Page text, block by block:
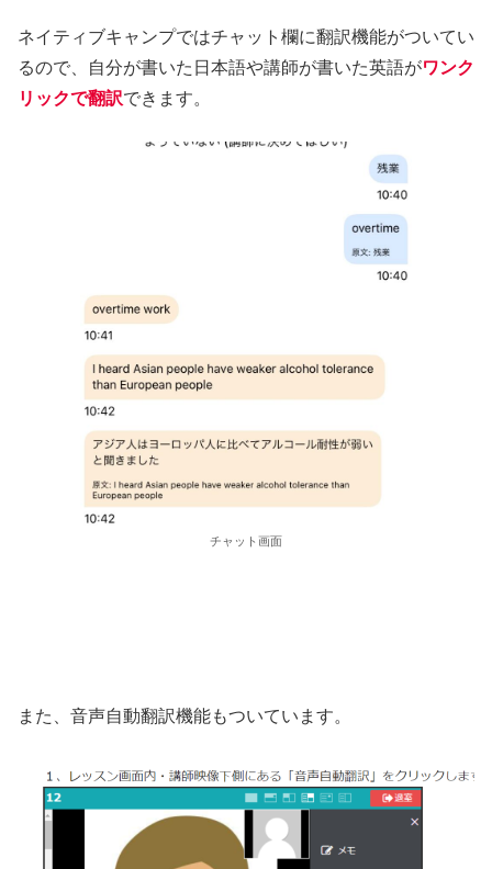
ネイティブキャンプではチャット欄に翻訳機能がついてい
るので、自分が書いた日本語や講師が書いた英語がワンク
リックで翻訳できます。
チャット画面
また、音声自動翻訳機能もついています。